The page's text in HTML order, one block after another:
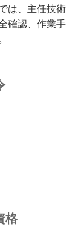
は、主任技術
確認、作業手
格